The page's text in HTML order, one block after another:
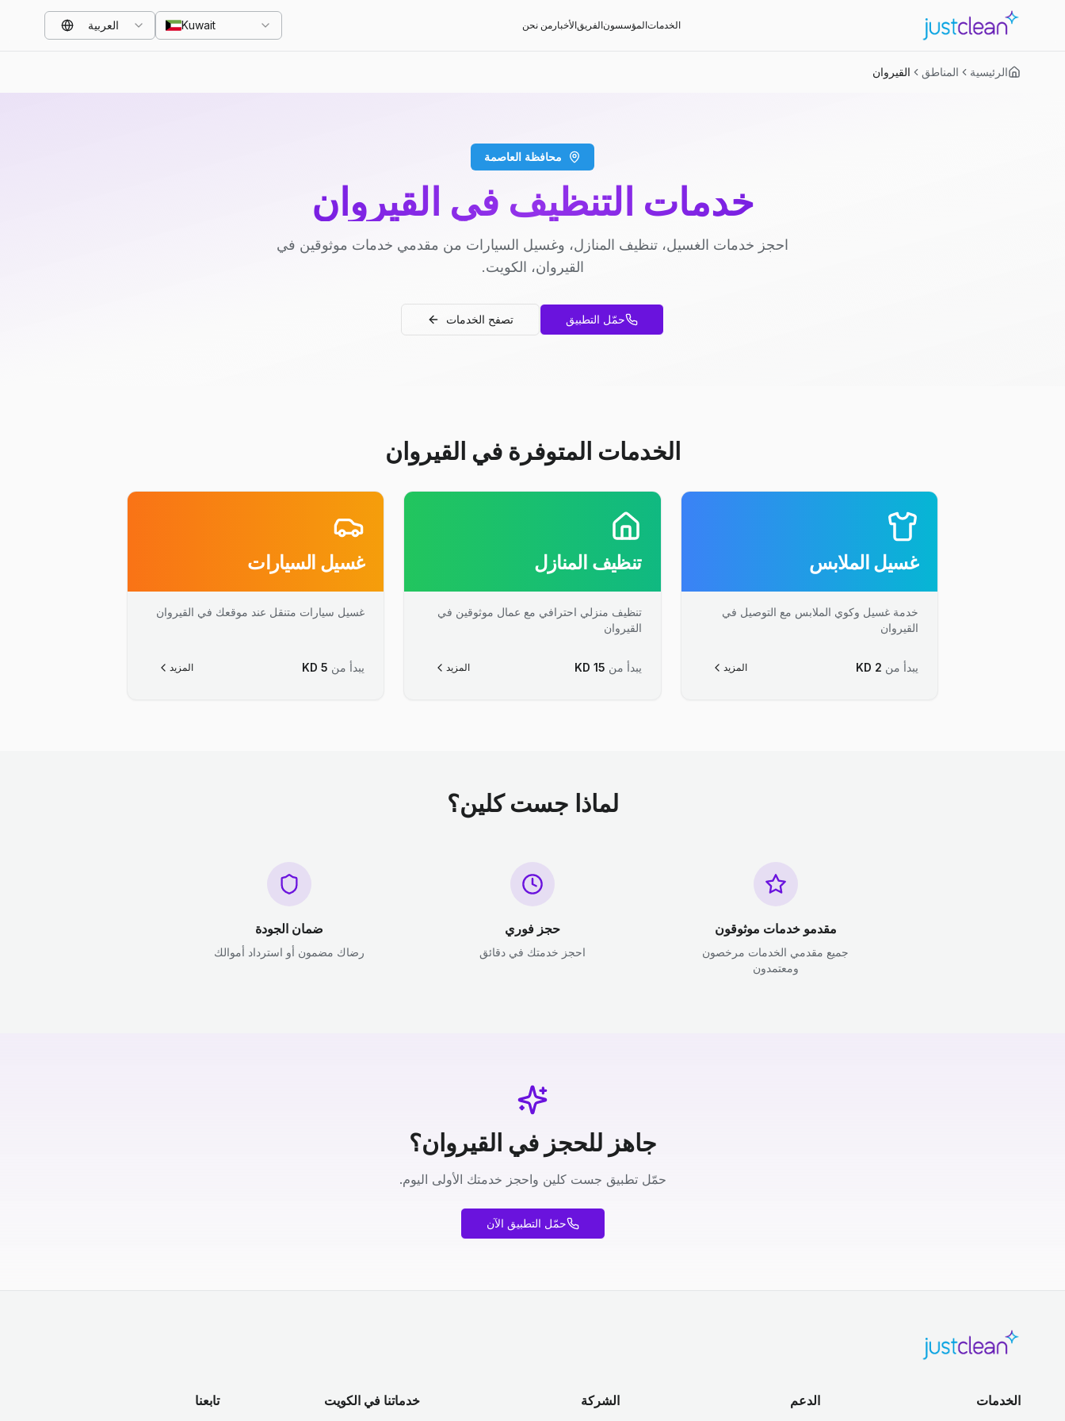
الخدماتالمؤسسونالفريقالأخبار من نحن Kuwait العربية
الرئيسية المناطق القيروان
محافظة العاصمة
خدمات التنظيف في القيروان
احجز خدمات الغسيل، تنظيف المنازل، وغسيل السيارات من مقدمي خدمات موثوقين في
القيروان، الكويت.
حمّل التطبيق تصفح الخدمات
الخدمات المتوفرة في القيروان
غسيل الملابس
خدمة غسيل وكوي الملابس مع التوصيل في
القيروان
يبدأ من KD 2 المزيد
تنظيف المنازل
تنظيف منزلي احترافي مع عمال موثوقين في
القيروان
يبدأ من KD 15 المزيد
غسيل السيارات
غسيل سيارات متنقل عند موقعك في القيروان
يبدأ من KD 5 المزيد
لماذا جست كلين؟
مقدمو خدمات موثوقون
جميع مقدمي الخدمات مرخصون
ومعتمدون
حجز فوري
احجز خدمتك في دقائق
ضمان الجودة
رضاك مضمون أو استرداد أموالك
جاهز للحجز في القيروان؟
حمّل تطبيق جست كلين واحجز خدمتك الأولى اليوم.
حمّل التطبيق الآن
الخدمات الدعم الشركة خدماتنا في الكويت تابعنا